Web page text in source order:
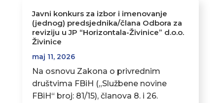
Javni konkurs za izbor i imenovanje
(jednog) predsjednika/člana Odbora za
reviziju u JP “Horizontala-Živinice” d.o.o.
Živinice
maj 11, 2026
Na osnovu Zakona o privrednim
društvima FBiH („Službene novine
FBiH“ broj: 81/15), članova 8. i 26.